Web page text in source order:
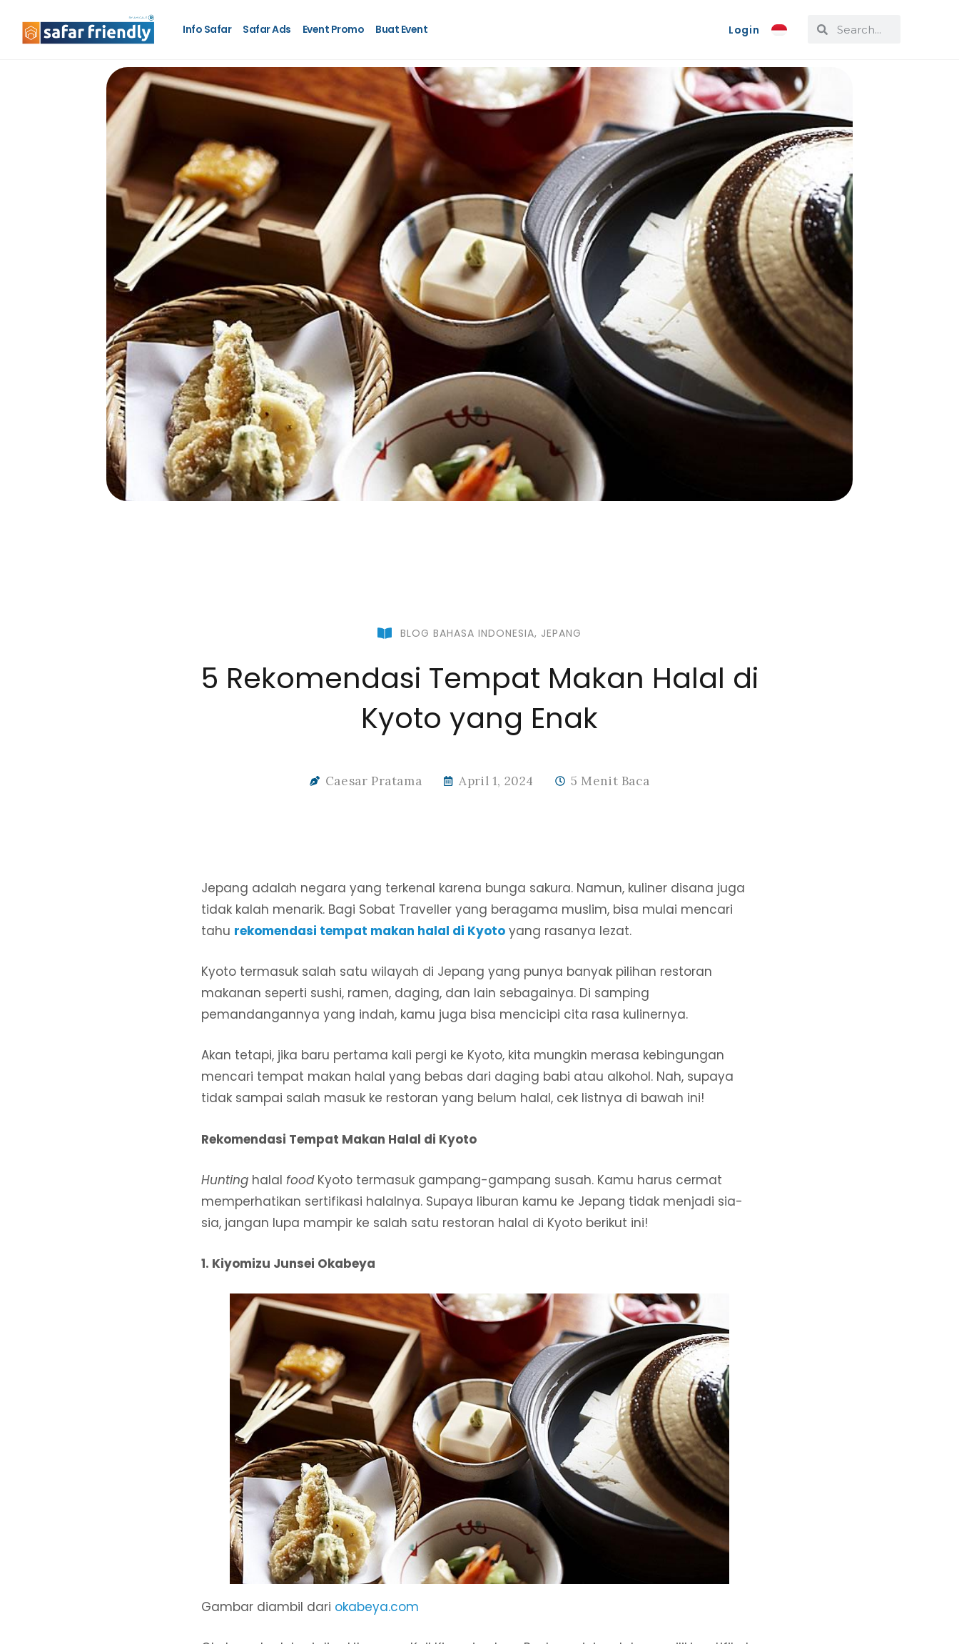
Info Safar Safar Ads Event Promo Buat Event Login
BLOG BAHASA INDONESIA, JEPANG
5 Rekomendasi Tempat Makan Halal di
Kyoto yang Enak
Caesar Pratama April 1, 2024 5 Menit Baca
Jepang adalah negara yang terkenal karena bunga sakura. Namun, kuliner disana juga
tidak kalah menarik. Bagi Sobat Traveller yang beragama muslim, bisa mulai mencari
tahu rekomendasi tempat makan halal di Kyoto yang rasanya lezat.
Kyoto termasuk salah satu wilayah di Jepang yang punya banyak pilihan restoran
makanan seperti sushi, ramen, daging, dan lain sebagainya. Di samping
pemandangannya yang indah, kamu juga bisa mencicipi cita rasa kulinernya.
Akan tetapi, jika baru pertama kali pergi ke Kyoto, kita mungkin merasa kebingungan
mencari tempat makan halal yang bebas dari daging babi atau alkohol. Nah, supaya
tidak sampai salah masuk ke restoran yang belum halal, cek listnya di bawah ini!
Rekomendasi Tempat Makan Halal di Kyoto
Hunting halal foodKyoto termasuk gampang-gampang susah. Kamu harus cermat
memperhatikan sertifikasi halalnya. Supaya liburan kamu ke Jepang tidak menjadi sia-
sia, jangan lupa mampir ke salah satu restoran halal di Kyoto berikut ini!
1. Kiyomizu Junsei Okabeya
Gambar diambil dari okabeya.com